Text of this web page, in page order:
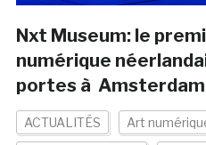
Nxt Museum: le
numérique
portes à Amsterdam
ACTUALITÉS Art